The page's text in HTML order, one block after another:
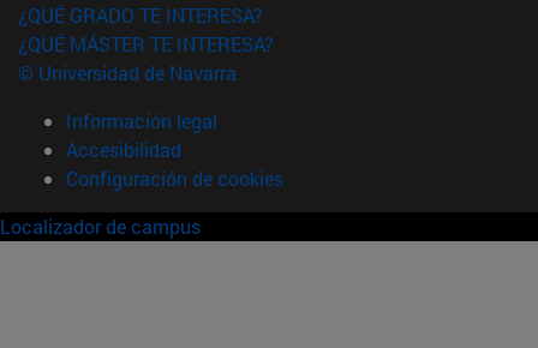
¿QUÉ GRADO TE INTERESA?
¿QUÉ MÁSTER TE INTERESA?
© Universidad de Navarra
Información legal
Accesibilidad
Configuración de cookies
Localizador de campus